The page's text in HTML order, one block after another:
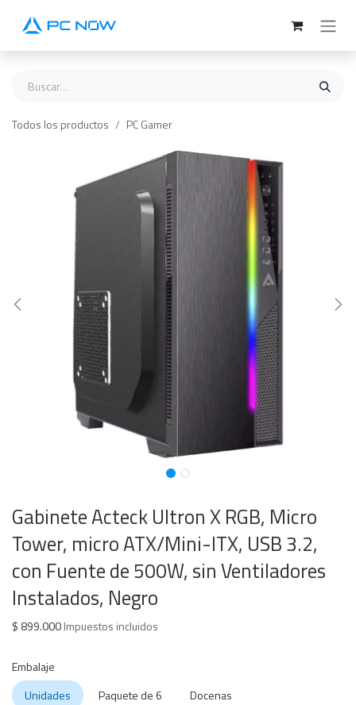
Todos los productos PC Gamer
Gabinete Acteck Ultron X RGB, Micro
Tower, micro ATX/Mini-ITX, USB 3.2,
con Fuente de 500W, sin Ventiladores
Instalados, Negro
$ 899.000Impuestos incluidos
Embalaje
Unidades
Paquete de 6 Docenas